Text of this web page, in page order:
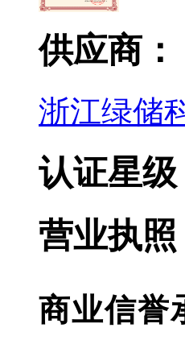
供应商：
浙江绿储
认证星级
营业执照
商业信誉